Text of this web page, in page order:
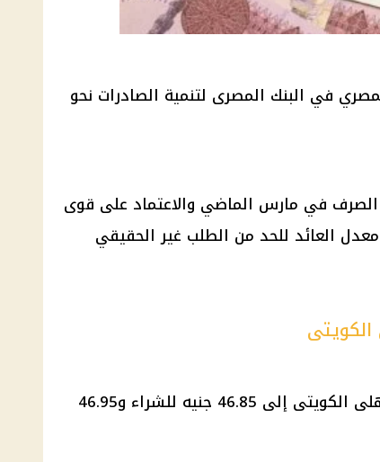
في البنك المصرى لتنمية الصادرات نحو
الصرف في مارس الماضي والاعتماد على قوى
العائد للحد من الطلب غير الحقيقي
وانخفض سعر الدولار في البنك الأهلى الكويتى إلى 46.85 جنيه للشراء و46.95